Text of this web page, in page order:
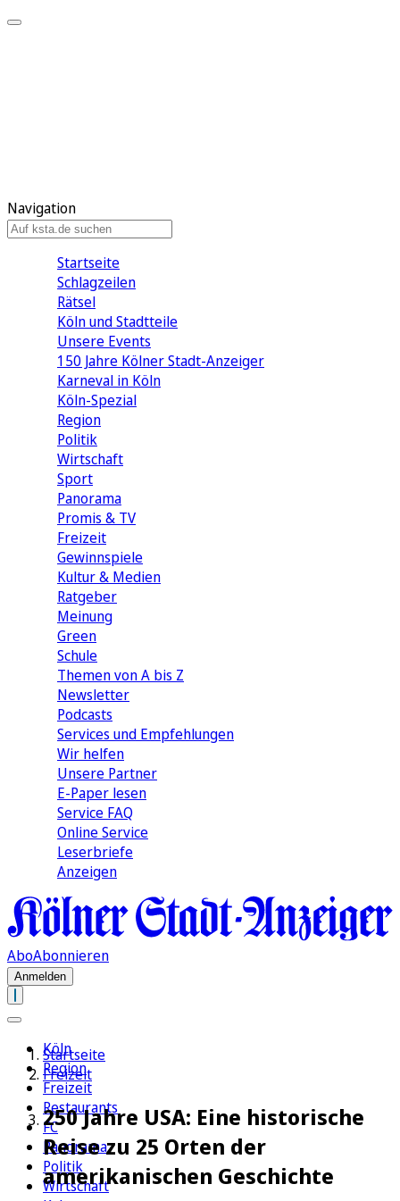
Navigation
Startseite
Schlagzeilen
Rätsel
Köln und Stadtteile
Unsere Events
150 Jahre Kölner Stadt-Anzeiger
Karneval in Köln
Köln-Spezial
Region
Politik
Wirtschaft
Sport
Panorama
Promis & TV
Freizeit
Gewinnspiele
Kultur & Medien
Ratgeber
Meinung
Green
Schule
Themen von A bis Z
Newsletter
Podcasts
Services und Empfehlungen
Wir helfen
Unsere Partner
E-Paper lesen
Service FAQ
Online Service
Leserbriefe
Anzeigen
AboAbonnieren
Anmelden
Köln
Region
Freizeit
Restaurants
FC
Panorama
Politik
Wirtschaft
Startseite
Freizeit
250 Jahre USA: Eine historische
Reise zu 25 Orten der
amerikanischen Geschichte